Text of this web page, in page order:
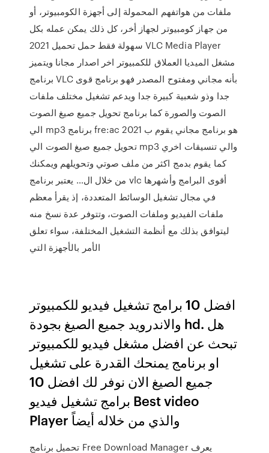
ملفات من هواتفهم المحمولة إلى أجهزة الكومبيوتر، أو
من جهاز كومبيوتر لجهاز أخر، كل ذلك يمكن عمله بكل
سهولة فقط حمل تحميل 2021 VLC Media Player
مشغل الميديا العملاق للكمبيوتر اخر اصدار مجانا ويتميز
برنامج VLC بأنه مجاني ومفتوح المصدر فهو برنامج قوى
جدا وذو شعبية كبيرة جدا ويدعم تشغيل مختلف ملفات
الصوت والصورة كما برنامج تحويل جميع صيغ الصوت
الي mp3 برنامج fre:ac 2021 هو برنامج مجاني يقوم ب
تحويل جميع صيغ الصوت الي mp3 والي تنسيقات اخري
كما يقوم بدمج اكثر من ملف صوتي وتحويلهم ويمكنك
من خلال ال… يعتبر برنامج vlc أقوى البرامج وأشهرها
في مجال تشغيل الوسائط المتعددة، إذ يقرأ معظم
ملفات الفيديو وملفات الصوت، وتتوفر عدة نسخ منه
ليتوافق بذلك مع أنظمة التشغيل المختلفة، سواء تعلق
الأمر بالأجهزة التي
افضل 10 برامج تشغيل فيديو للكمبيوتر
والاندرويد جميع الصيغ بجودة hd. هل
تبحث عن افضل مشغل فيديو للكمبيوتر
او برنامج يمنحك القدرة على تشغيل
جميع الصيغ الان نوفر لك افضل 10
برامج تشغيل فيديو Best video
Player والذي من خلاله أيضاً
تحميل برنامج Free Download Manager يعرف